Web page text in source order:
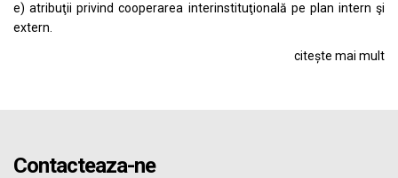
e) atribuţii privind cooperarea interinstituţională pe plan intern şi
extern.
citește mai mult
Contacteaza-ne